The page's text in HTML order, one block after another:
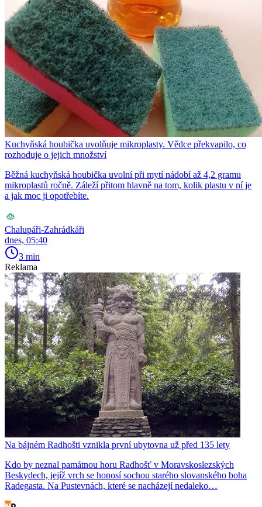
Kuchyňská houbička uvolňuje mikroplasty. Vědce překvapilo, co
rozhoduje o jejich množství
Běžná kuchyňská houbička uvolní při mytí nádobí až 4,2 gramu
mikroplastů ročně. Záleží přitom hlavně na tom, kolik plastu v ní je
a jak moc ji opotřebíte.
Chalupáři-Zahrádkáři
dnes, 05:40
3 min
Reklama
Na bájném Radhošti vznikla první ubytovna už před 135 lety
Kdo by neznal památnou horu Radhošť v Moravskoslezských
Beskydech, jejíž vrch se honosí sochou starého slovanského boha
Radegasta. Na Pustevnách, které se nacházejí nedaleko…